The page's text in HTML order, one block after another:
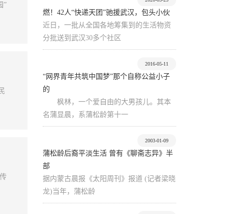
”
燃！42人“快递天团”驰援武汉，包头小伙
近日，一批从全国各地筹集到的生活物资
分批送到武汉30多个社区
2016-05-11
“网界青年共筑中国梦”那个自称公益小子
的
枫林，一个爱自由的大男孩儿。其本
名蒲显晨，系蒲松龄第十一
2003-01-09
蒲松龄后裔平淡生活 曾有《聊斋志异》半
部
据内蒙古晨报《太阳周刊》报道 (记者梁晓
龙)当年，蒲松龄